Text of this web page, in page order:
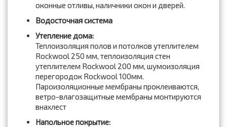
оконные отливы, наличники окон и дверей.
Водосточная система
Утепление дома:
Теплоизоляция полов и потолков утеплителем
Rockwool 250 мм, теплоизоляция стен
утеплителем Rockwool 200 мм, шумоизоляция
перегородок Rockwool 100мм.
Пароизоляционные мембраны проклеиваются,
ветро-влагозащитные мембраны монтируются
внахлест
Напольное покрытие: